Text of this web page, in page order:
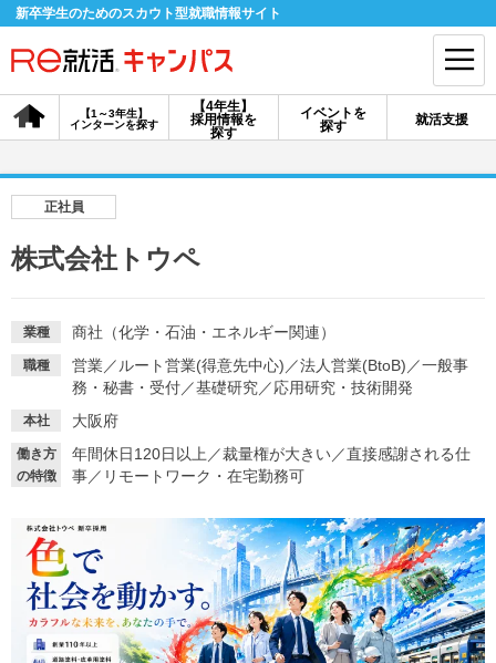
新卒学生のためのスカウト型就職情報サイト
【4年生】
採用情報を
探す
【1～3年生】
インターンを探す
イベントを
探す
就活支援
会員登録 ログイン
採用情報を探す
説明会を探す
就活ノウハウ・サポート
就活ノウハウが満載！
就活コラム
お役立ち記事・相談室など
適職診断
あなたに合う仕事を診断！
就活チャンネル
動画で対策講座をチェック
正社員
株式会社トウペ
業種 商社（化学・石油・エネルギー関連）
職種 営業／ ルート営業(得意先中心) ／法人営業(BtoB) ／一般事
務・秘書・受付／基礎研究／応用研究・技術開発
本社 大阪府
働き方
の特徴
年間休日120日以上 ／裁量権が大きい／直接感謝される仕
事／ リモートワーク・在宅勤務可